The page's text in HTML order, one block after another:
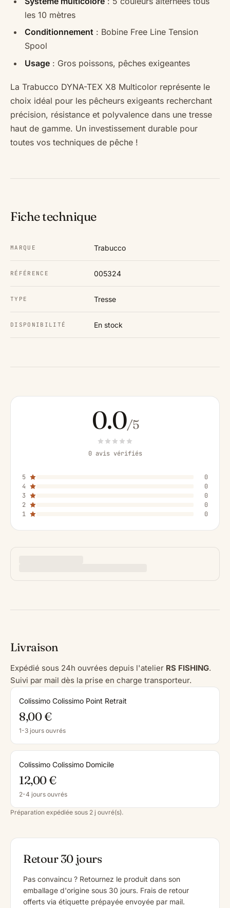
les 10 mètres
Conditionnement : Bobine Free Line Tension
Spool
Usage : Gros poissons, pêches exigeantes
La Trabucco DYNA-TEX X8 Multicolor représente le
choix idéal pour les pêcheurs exigeants recherchant
précision, résistance et polyvalence dans une tresse
haut de gamme. Un investissement durable pour
toutes vos techniques de pêche !
Fiche technique
MARQUE Trabucco
RÉFÉRENCE 005324
TYPE Tresse
DISPONIBILITÉ En stock
0.0/5
0 avis vérifiés
5
0
4
0
3
0
2
0
1
0
Livraison
Expédié sous 24h ouvrées depuis l'atelier RS FISHING.
Suivi par mail dès la prise en charge transporteur.
Colissimo Colissimo Point Retrait
8,00 €
1-3 jours ouvrés
Colissimo Colissimo Domicile
12,00 €
2-4 jours ouvrés
Préparation expédiée sous 2 j ouvré(s).
Retour 30 jours
Pas convaincu ? Retournez le produit dans son
emballage d'origine sous 30 jours. Frais de retour
offerts via étiquette prépayée envoyée par mail.